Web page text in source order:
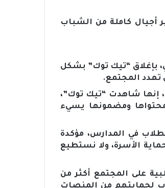
أجيال كاملة من الشباب
بإغلاق “تيك توك” بشكل
المجتمع.
إنها شاهدت “تيك توك”،
محتواها ومضمونها يسيء
في المدارس، مؤكدة
الأسرة، ولا نستطيع
على المجتمع أكثر من
لحمايتهم من المنصات